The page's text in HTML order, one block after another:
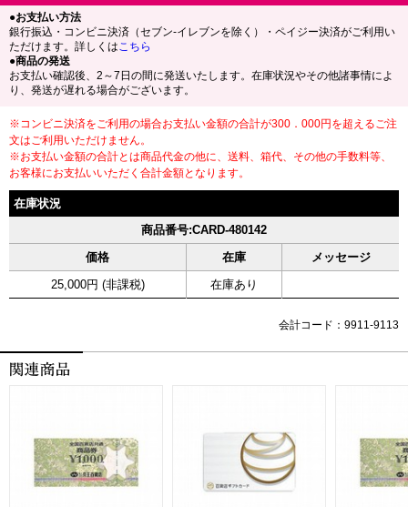
●お支払い方法
銀行振込・コンビニ決済（セブン-イレブンを除く）・ペイジー決済がご利用い
ただけます。詳しくはこちら
●商品の発送
お支払い確認後、2～7日の間に発送いたします。在庫状況やその他諸事情によ
り、発送が遅れる場合がございます。
※コンビニ決済をご利用の場合お支払い金額の合計が300．000円を超えるご注
文はご利用いただけません。
※お支払い金額の合計とは商品代金の他に、送料、箱代、その他の手数料等、
お客様にお支払いいただく合計金額となります。
在庫状況
商品番号:CARD-480142
価格
在庫
メッセージ
25,000円 (非課税)
在庫あり
会計コード：9911-9113